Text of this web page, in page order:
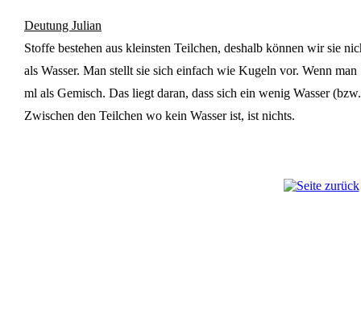
Deutung Julian
Stoffe bestehen aus kleinsten Teilchen, deshalb können wir sie
als Wasser. Man stellt sie sich einfach wie Kugeln vor. Wenn
ml als Gemisch. Das liegt daran, dass sich ein wenig Wasser
Zwischen den Teilchen wo kein Wasser ist, ist nichts.